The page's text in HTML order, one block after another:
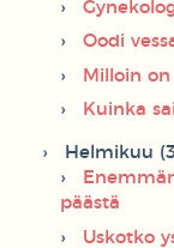
Oodi
Milloin
Kuinka
Helmikuu
päästä
Uskotko